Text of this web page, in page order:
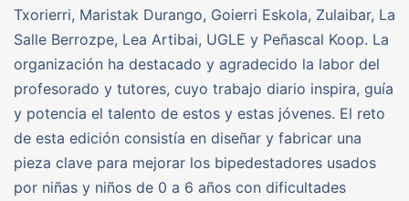
Txorierri, Maristak Durango, Goierri Eskola, Zulaibar, La
Salle Berrozpe, Lea Artibai, UGLE y Peñascal Koop. La
organización ha destacado y agradecido la labor del
profesorado y tutores, cuyo trabajo diario inspira, guía
y potencia el talento de estos y estas jóvenes. El reto
de esta edición consistía en diseñar y fabricar una
pieza clave para mejorar los bipedestadores usados
por niñas y niños de 0 a 6 años con dificultades